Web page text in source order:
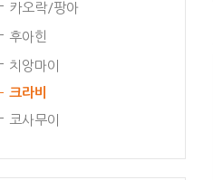
카오락/팡아
후아힌
치앙마이
크라비
코사무이